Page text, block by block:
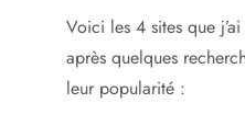
Voici les 4 sites que
après quelques
leur popularité :